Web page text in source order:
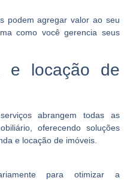
podem agregar valor ao seu
como você gerencia seus
e locação de
abrangem todas as
oferecendo soluções
e locação de imóveis.
para otimizar a